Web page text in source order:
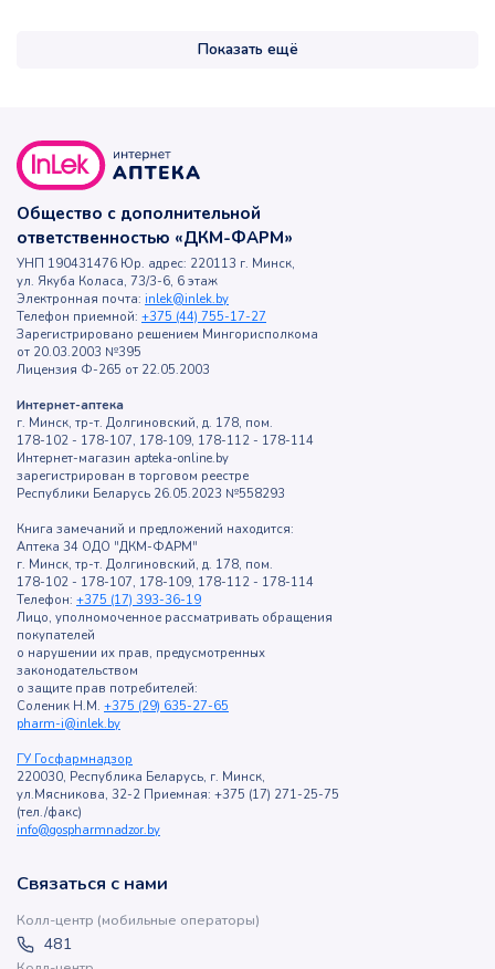
Показать ещё
Общество с дополнительной
ответственностью «ДКМ-ФАРМ»
УНП 190431476 Юр. адрес: 220113 г. Минск,
ул. Якуба Коласа, 73/3-6, 6 этаж
Электронная почта: inlek@inlek.by
Телефон приемной: +375 (44) 755-17-27
Зарегистрировано решением Мингорисполкома
от 20.03.2003 №395
Лицензия Ф-265 от 22.05.2003
Интернет-аптека
г. Минск, тр-т. Долгиновский, д. 178, пом.
178-102 - 178-107, 178-109, 178-112 - 178-114
Интернет-магазин apteka-online.by
зарегистрирован в торговом реестре
Республики Беларусь 26.05.2023 №558293
Книга замечаний и предложений находится:
Аптека 34 ОДО "ДКМ-ФАРМ"
г. Минск, тр-т. Долгиновский, д. 178, пом.
178-102 - 178-107, 178-109, 178-112 - 178-114
Телефон: +375 (17) 393-36-19
Лицо, уполномоченное рассматривать обращения
покупателей
о нарушении их прав, предусмотренных
законодательством
о защите прав потребителей:
Соленик Н.М. +375 (29) 635-27-65
pharm-i@inlek.by
ГУ Госфармнадзор
220030, Республика Беларусь, г. Минск,
ул.Мясникова, 32-2 Приемная: +375 (17) 271-25-75
(тел./факс)
info@gospharmnadzor.by
Связаться с нами
Колл-центр (мобильные операторы)
481